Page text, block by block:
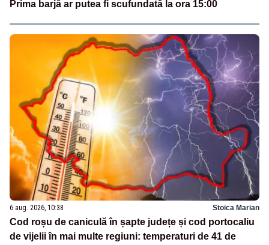
Prima barjă ar putea fi scufundată la ora 15:00
6 aug. 2026, 10:38 Stoica Marian
Cod roșu de caniculă în șapte județe și cod portocaliu
de vijelii în mai multe regiuni: temperaturi de 41 de